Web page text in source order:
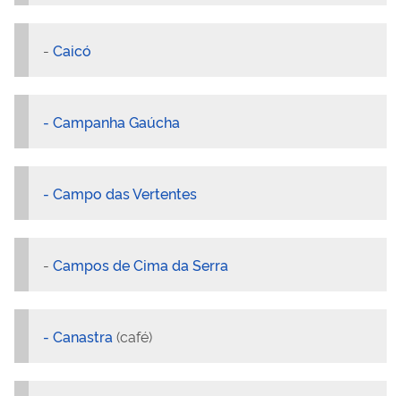
- Caicó
- Campanha Gaúcha
- Campo das Vertentes
- Campos de Cima da Serra
- Canastra (café)